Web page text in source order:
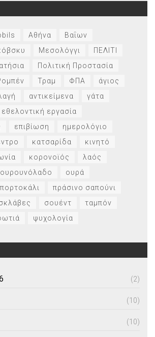
Αθήνα
Βαΐων
Μεσολόγγι
ΠΕΛΙΤΙ
Πολιτική Προστασία
Τραμ ΦΠΑ
άγιος
αντικείμενα
γάτα
εθελοντική εργασία
επιβίωση
ημερολόγιο
κατσαρίδα
κινητό
κορονοϊός
λαός
ουρά
πορτοκάλι
πράσινο σαπούνι
σουέντ
ταμπόν
ψυχολογία
(2)
(10)
(10)